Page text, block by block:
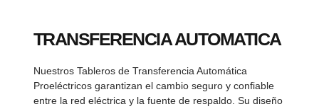
TRANSFERENCIA AUTOMATICA
Nuestros Tableros de Transferencia Automática
Proeléctricos garantizan el cambio seguro y confiable
entre la red eléctrica y la fuente de respaldo. Su diseño